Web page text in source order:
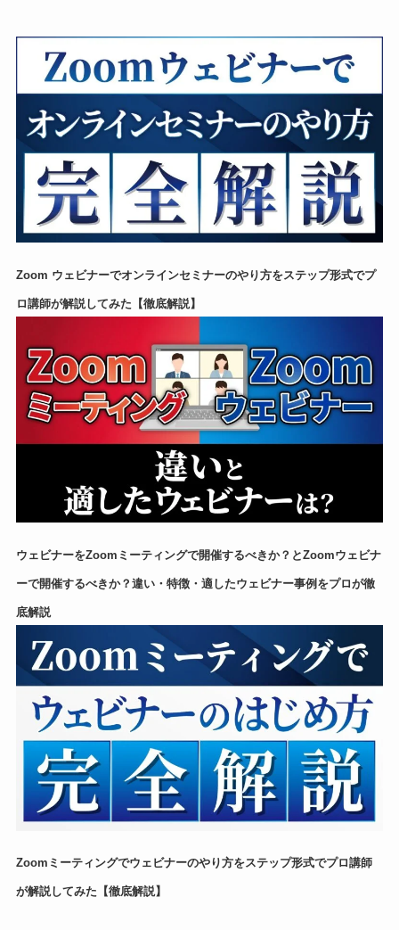
Zoom ウェビナーでオンラインセミナーのやり方をステップ形式でプ
ロ講師が解説してみた【徹底解説】
ウェビナーをZoomミーティングで開催するべきか？とZoomウェビナ
ーで開催するべきか？違い・特徴・適したウェビナー事例をプロが徹
底解説
Zoomミーティングでウェビナーのやり方をステップ形式でプロ講師
が解説してみた【徹底解説】